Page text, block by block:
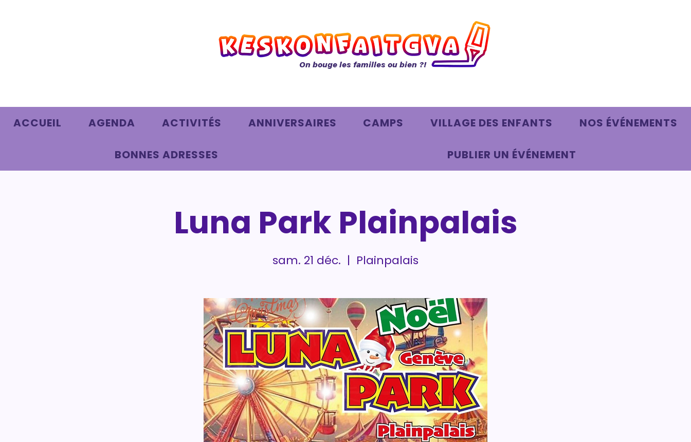
On bouge les familles ou bien ?!
ACCUEIL AGENDA ACTIVITÉS ANNIVERSAIRES CAMPS VILLAGE DES ENFANTS NOS ÉVÉNEMENTS
BONNES ADRESSES PUBLIER UN ÉVÉNEMENT
Luna Park Plainpalais
sam. 21 déc.
  |
Plainpalais